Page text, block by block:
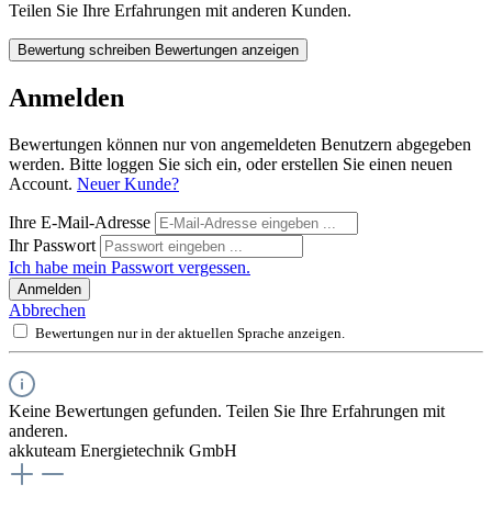
Teilen Sie Ihre Erfahrungen mit anderen Kunden.
Bewertung schreiben Bewertungen anzeigen
Anmelden
Bewertungen können nur von angemeldeten Benutzern abgegeben
werden. Bitte loggen Sie sich ein, oder erstellen Sie einen neuen
Account. Neuer Kunde?
Ihre E-Mail-Adresse
Ihr Passwort
Ich habe mein Passwort vergessen.
Anmelden
Abbrechen
Bewertungen nur in der aktuellen Sprache anzeigen.
Keine Bewertungen gefunden. Teilen Sie Ihre Erfahrungen mit
anderen.
akkuteam Energietechnik GmbH